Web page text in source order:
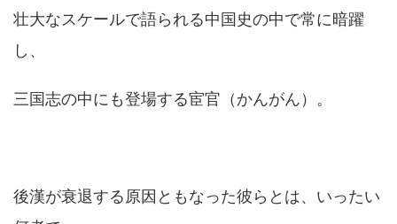
壮大なスケールで語られる中国史の中で常に暗躍
し、
三国志の中にも登場する宦官（かんがん）。
後漢が衰退する原因ともなった彼らとは、いったい